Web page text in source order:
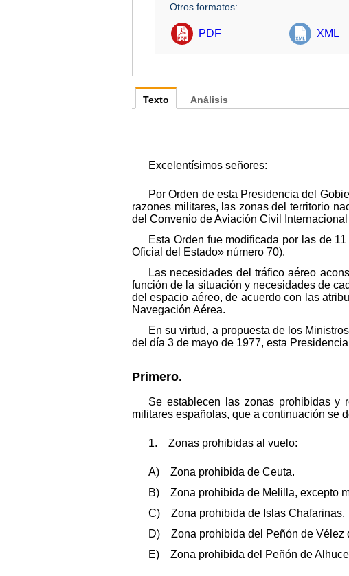
Otros formatos:
PDF XML
Texto
Excelentísimos señores:
Por Orden de esta Presidencia del
razones militares, las zonas del territorio
del Convenio de Aviación Civil
Esta Orden fue modificada por las de
Oficial del Estado» número 70).
Las necesidades del tráfico aéreo
función de la situación y necesidades de
del espacio aéreo, de acuerdo con las
Navegación Aérea.
En su virtud, a propuesta de los
del día 3 de mayo de 1977, esta
Primero.
Se establecen las zonas prohibidas y
militares españolas, que a continuación se
1. Zonas prohibidas al vuelo:
A) Zona prohibida de Ceuta.
B) Zona prohibida de Melilla, excepto
C) Zona prohibida de Islas Chafarinas.
D) Zona prohibida del Peñón de Vélez
E) Zona prohibida del Peñón de
Análisis